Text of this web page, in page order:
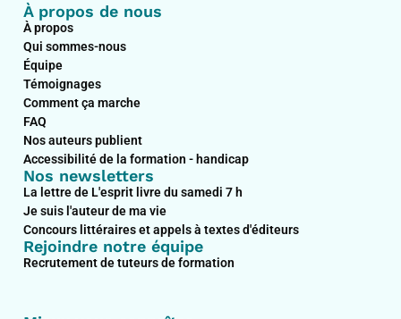
À propos de nous
À propos
Qui sommes-nous
Équipe
Témoignages
Comment ça marche
FAQ
Nos auteurs publient
Accessibilité de la formation - handicap
Nos newsletters
La lettre de L'esprit livre du samedi 7 h
Je suis l'auteur de ma vie
Concours littéraires et appels à textes d'éditeurs
Rejoindre notre équipe
Recrutement de tuteurs de formation